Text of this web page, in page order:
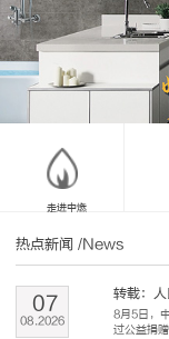
走进中燃
热点新闻 /News
转载：
8月5日，
过公益捐
08.2026
07